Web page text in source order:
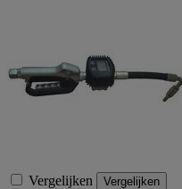
Vergelijken Vergelijken